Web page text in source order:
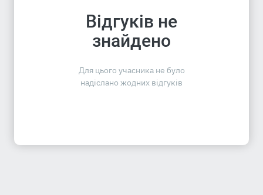
Відгуків не
знайдено
Для цього учасника не було
надіслано жодних відгуків